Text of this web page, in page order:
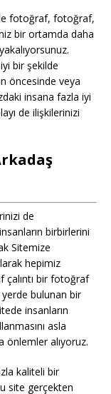
fotoğraf, fotoğraf,
bir ortamda daha
bir şekilde
öncesinde veya
insana fazla iyi
de ilişkilerinizi
de
birbirlerini
Sitemize
hepimiz
çalıntı bir fotoğraf
bulunan bir
insanların
asla
önlemler alıyoruz.
kaliteli bir
site gerçekten